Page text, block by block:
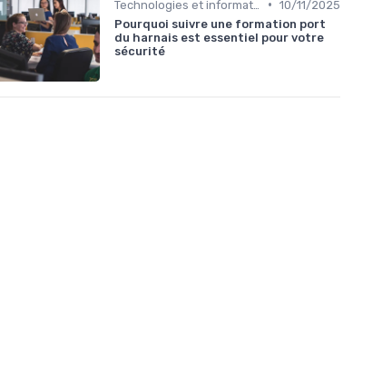
• 10/11/2025
Pourquoi suivre une formation port
du harnais est essentiel pour votre
sécurité